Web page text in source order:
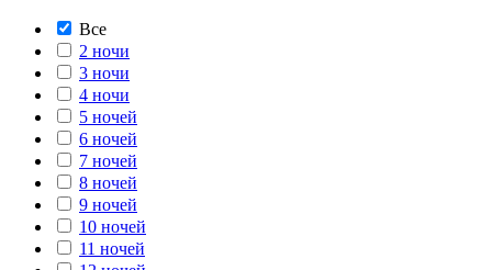
Все
2 ночи
3 ночи
4 ночи
5 ночей
6 ночей
7 ночей
8 ночей
9 ночей
10 ночей
11 ночей